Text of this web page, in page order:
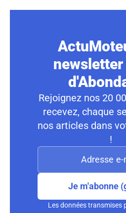
newsletter
Rejoignez nos 20
recevez, chaque
nos articles dans
!
Je m'abonne
Les données transmises